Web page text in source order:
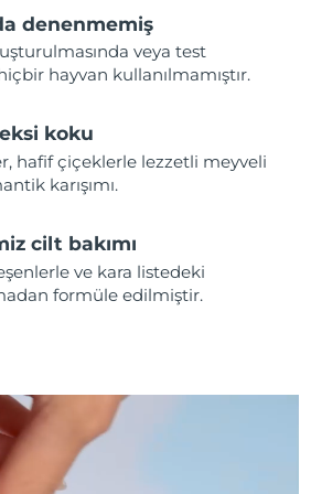
denenmemiş
veya test
hayvan kullanılmamıştır.
koku
hafif çiçeklerle lezzetli meyveli
karışımı.
cilt bakımı
ve kara listedeki
formüle edilmiştir.
Tahmini teslim tarihi
10/08/2026
Tahmini teslim tarihi
Tahmini teslim tarihi